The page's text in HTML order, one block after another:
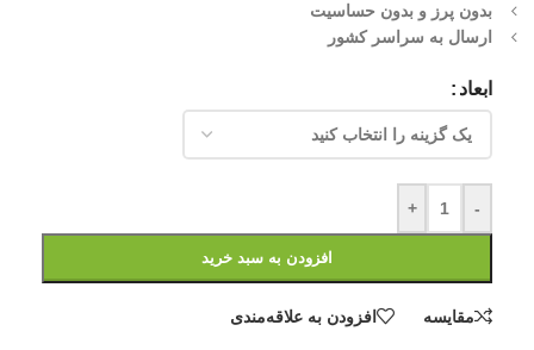
بدون پرز و بدون حساسیت
ارسال به سراسر کشور
ابعاد
-
+
افزودن به سبد خرید
مقایسه افزودن به علاقه‌مندی